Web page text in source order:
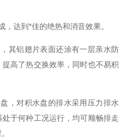
达到 *佳的绝热和消音效果。
铝翅片表面还涂有一层亲水防
高了热交换效率，同时也不易积
对积水盘的排水采用压力排水
于何种工况运行，均可顺畅排走